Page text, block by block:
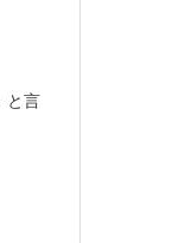
と言